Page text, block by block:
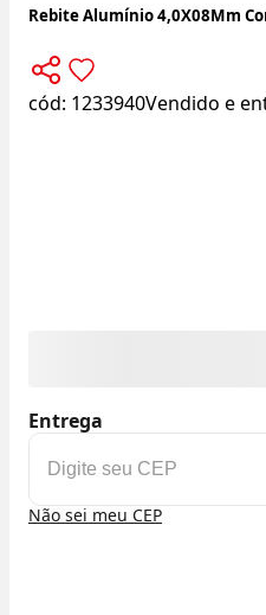
Rebite Alumínio 4,0X08Mm
cód: 1233940Vendido e
Entrega
Não sei meu CEP